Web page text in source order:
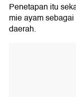
Penetapan itu
mie ayam
daerah.